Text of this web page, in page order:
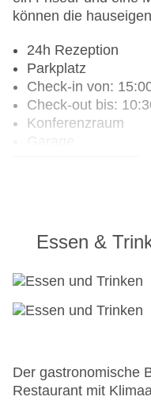
können die
24h Rezeption
Parkplatz
Check-in von:
Check-out bis:
Konferenzraum
Hoteleröffnung:
Minimarkt
Anzahl der
Gesamtanzahl der
Gesamtanzahl der
Landeskategorie: 3
Essen &
Der gastronomische
Restaurant mit